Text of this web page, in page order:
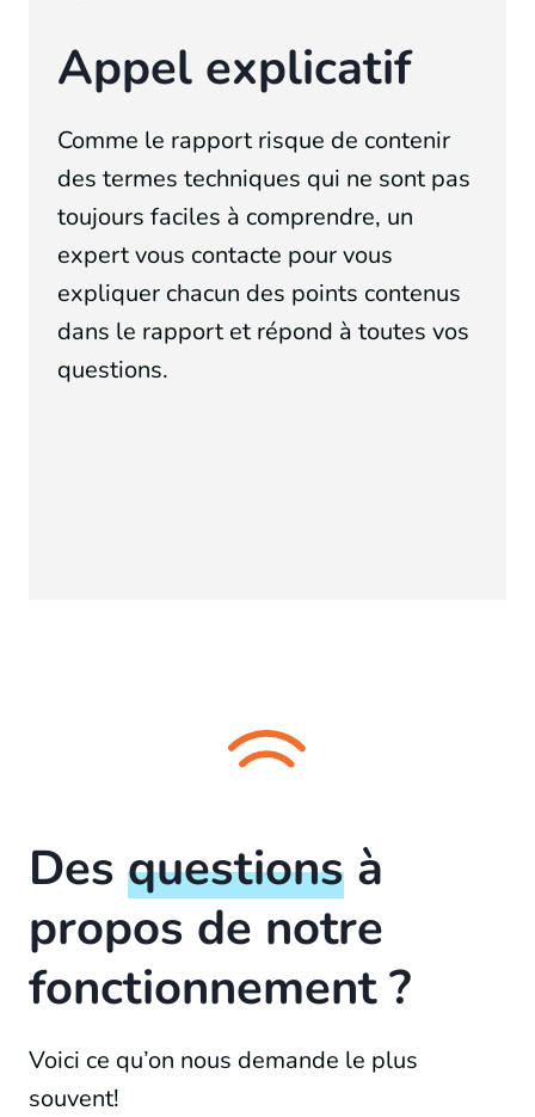
Appel explicatif
Comme le rapport risque de contenir
des termes techniques qui ne sont pas
toujours faciles à comprendre, un
expert vous contacte pour vous
expliquer chacun des points contenus
dans le rapport et répond à toutes vos
questions.
Des questions à
propos de notre
fonctionnement ?
Voici ce qu’on nous demande le plus
souvent!